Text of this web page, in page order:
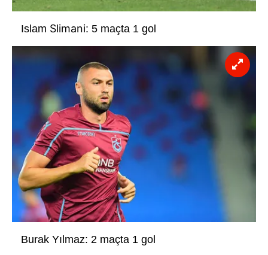
kullanılmaktadır. Diğer çerezler, sitemizin daha işlevsel
kılınması ve kişiselleştirilmesi ve sizlere yönelik
reklam/pazarlama faaliyetlerinin yapılması, amaçlarıyla
sınırlı olarak açık rızanız dahilinde kullanılacaktır.
Çerezlere ilişkin tercihlerinizi aşağıda yer alan panel
vasıtasıyla belirleyebilirsiniz. Çerezlere ilişkin detaylı bilgi
için Ayarlar butonuna tıklayabilir,
Çerez Bilgilendirme
Metnimizi ziyaret edebilirsiniz.
6698 sayılı Kişisel Verilerin Korunması Kanunu uyarınca
hazırlanmış Aydınlatma Metnimizi okumak ve sitemizde
ilgili mevzuata uygun olarak kullanılan çerezlerle ilgili bilgi
almak için lütfentıklayınız.
Islam Slimani: 5 maçta 1 gol
Burak Yılmaz: 2 maçta 1 gol